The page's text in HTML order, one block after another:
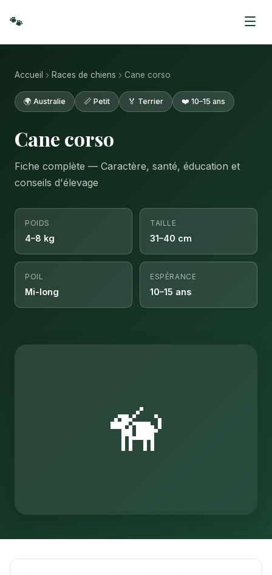
🐾
Accueil Races de chiens Cane corso
🌍 Australie 📏 Petit 🏅 Terrier ❤️ 10–15 ans
Cane corso
Fiche complète — Caractère, santé, éducation et
conseils d'élevage
POIDS
4–8 kg
TAILLE
31–40 cm
POIL
Mi-long
ESPÉRANCE
10–15 ans
🦮